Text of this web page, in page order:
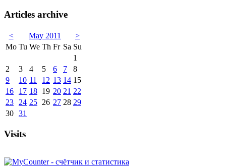
Articles archive
< May 2011
>
Mo Tu We Th Fr Sa Su
1
2
3 4 5 6 7
8
9
10 11 12 13 14 15
16
17 18 19 20 21 22
23
24 25 26 27 28 29
30 31
Visits